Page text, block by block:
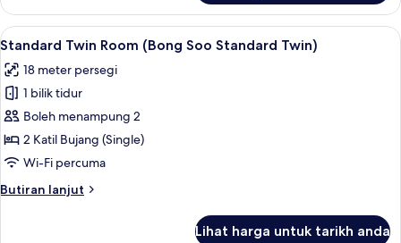
Combined)
Double
or
Twin
(Bong
Soo
Twin
Combined)
Lihat
semua
foto
untuk
Standard
Twin
Room
Soo
Busa memori, bar mini, peti besi
1
Standard Twin Room (Bong Soo Standard Twin)
18 meter persegi
1 bilik tidur
Boleh menampung 2
2 Katil Bujang (Single)
Wi-Fi percuma
Butiran lanjut
Butiran
Lihat harga untuk tarikh anda